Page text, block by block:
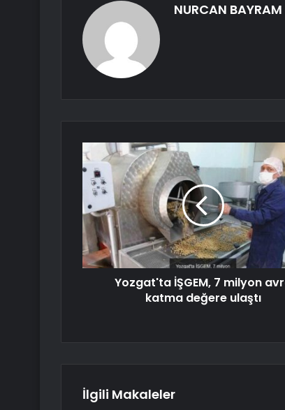
NURCAN BAYRAM
Yozgat'ta İŞGEM, 7 milyon
katma değere ulaştı
İlgili Makaleler